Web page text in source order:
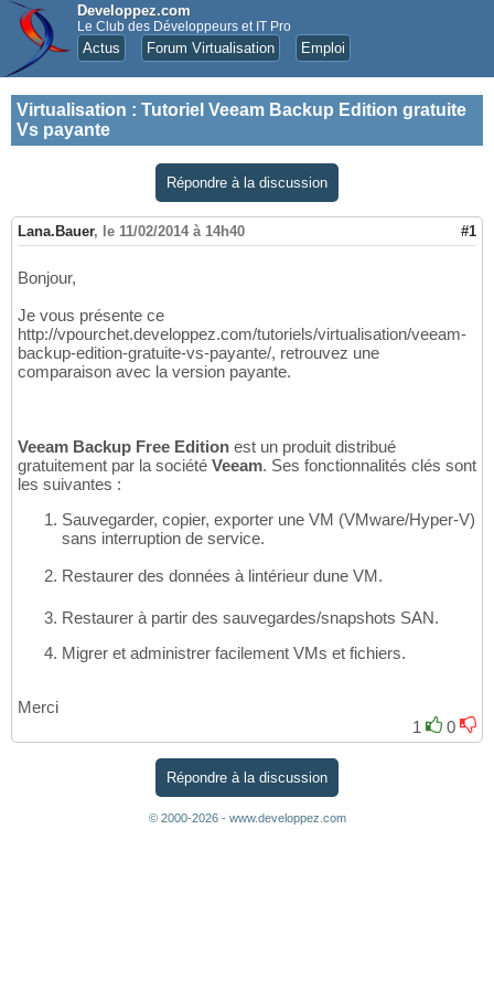
Developpez.com
Le Club des Développeurs et IT Pro
Actus Forum Virtualisation Emploi
Virtualisation : Tutoriel Veeam Backup Edition gratuite
Vs payante
Répondre à la discussion
Lana.Bauer, le 11/02/2014 à 14h40 #1
Bonjour,
Je vous présente ce
http://vpourchet.developpez.com/tutoriels/virtualisation/veeam-
backup-edition-gratuite-vs-payante/, retrouvez une
comparaison avec la version payante.
Veeam Backup Free Edition est un produit distribué
gratuitement par la société Veeam. Ses fonctionnalités clés sont
les suivantes :
Sauvegarder, copier, exporter une VM (VMware/Hyper-V)
sans interruption de service.
Restaurer des données à lintérieur dune VM.
Restaurer à partir des sauvegardes/snapshots SAN.
Migrer et administrer facilement VMs et fichiers.
Merci
1
0
Répondre à la discussion
© 2000-2026 - www.developpez.com